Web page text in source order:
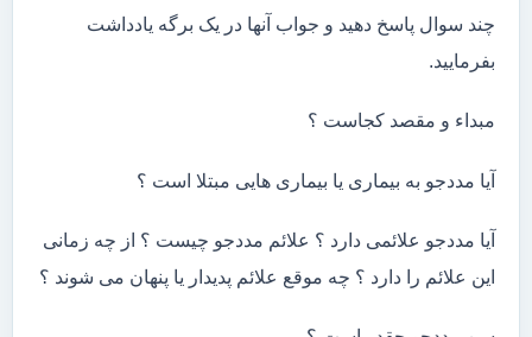
چند سوال پاسخ دهید و جواب آنها در یک برگه یادداشت
بفرمایید.
مبداء و مقصد کجاست ؟
آیا مددجو به بیماری یا بیماری هایی مبتلا است ؟
آیا مددجو علائمی دارد ؟ علائم مددجو چیست ؟ از چه زمانی
این علائم را دارد ؟ چه موقع علائم پدیدار یا پنهان می شوند ؟